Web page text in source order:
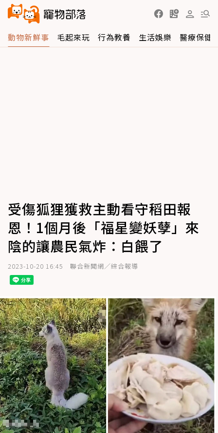
動物新鮮事 毛起來玩 行為教養 生活娛樂 醫療保健
受傷狐狸獲救主動看守稻田報
恩！1個月後「福星變妖孽」來
陰的讓農民氣炸：白餵了
2023-10-20 16:45 聯合新聞網／綜合報導